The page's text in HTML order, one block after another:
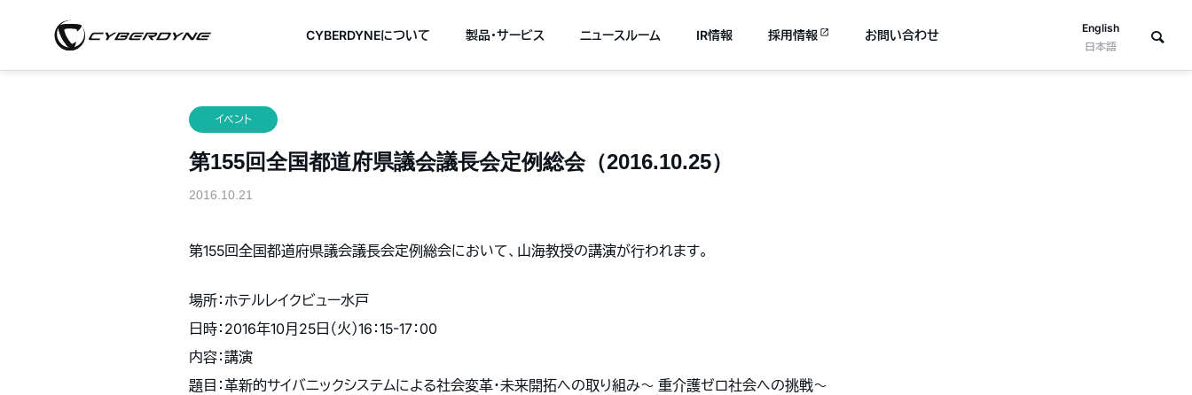
English
日本語
CYBERDYNEについて 製品・サービス ニュースルーム IR情報 採用情報 お問い合わせ
イベント
第155回全国都道府県議会議長会定例総会（2016.10.25）
2016.10.21
第155回全国都道府県議会議長会定例総会において、山海教授の講演が行われます。
場所：ホテルレイクビュー水戸
日時：2016年10月25日（火）16：15-17：00
内容：講演
題目：革新的サイバニックシステムによる社会変革・未来開拓への取り組み～ 重介護ゼロ社会への挑戦～